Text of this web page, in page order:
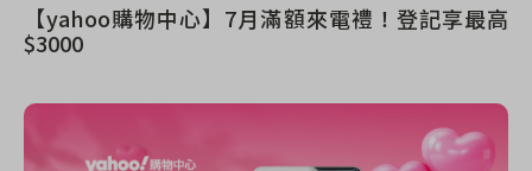
【yahoo購物中心】7月滿額來電禮！登記享最高
$3000